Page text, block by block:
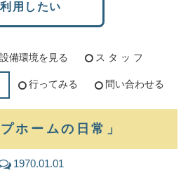
利用したい
設備環境を見る ス タ ッ フ
行ってみる 問い合わせる
ホームの日常」
1970.01.01